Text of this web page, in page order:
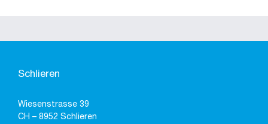
Schlieren
Wiesenstrasse 39
CH – 8952 Schlieren